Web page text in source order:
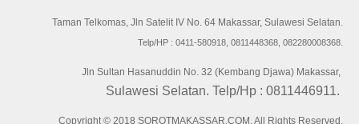
Taman Telkomas, Jln Satelit IV No. 64 Makassar, Sulawesi Selatan.
Telp/HP : 0411-580918, 0811448368, 082280008368.
Jln Sultan Hasanuddin No. 32 (Kembang Djawa) Makassar,
Sulawesi Selatan. Telp/Hp : 0811446911.
Copyright © 2018 SOROTMAKASSAR.COM. All Rights Reserved.